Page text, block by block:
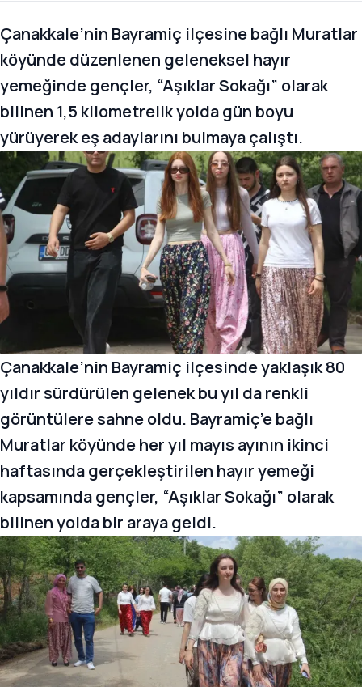
Çanakkale’nin Bayramiç ilçesine bağlı Muratlar
köyünde düzenlenen geleneksel hayır
yemeğinde gençler, “Aşıklar Sokağı” olarak
bilinen 1,5 kilometrelik yolda gün boyu
yürüyerek eş adaylarını bulmaya çalıştı.
Çanakkale’nin Bayramiç ilçesinde yaklaşık 80
yıldır sürdürülen gelenek bu yıl da renkli
görüntülere sahne oldu. Bayramiç’e bağlı
Muratlar köyünde her yıl mayıs ayının ikinci
haftasında gerçekleştirilen hayır yemeği
kapsamında gençler, “Aşıklar Sokağı” olarak
bilinen yolda bir araya geldi.